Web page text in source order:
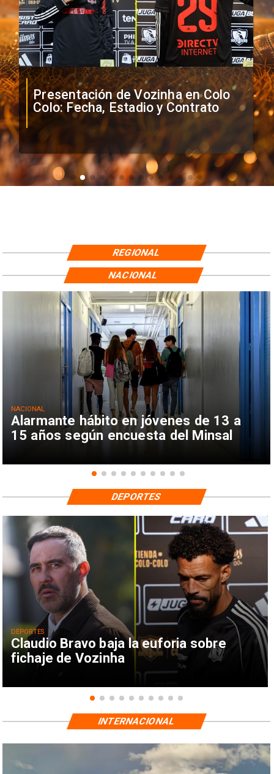
Presentación de Vozinha en Colo
Colo: Fecha, Estadio y Contrato
REGIONAL
Alarmante hábito en jóvenes de 13 a
15 años según encuesta del Minsal
NACIONAL
NACIONAL
Claudio Bravo baja la euforia sobre
fichaje de Vozinha
DEPORTES
DEPORTES
INTERNACIONAL